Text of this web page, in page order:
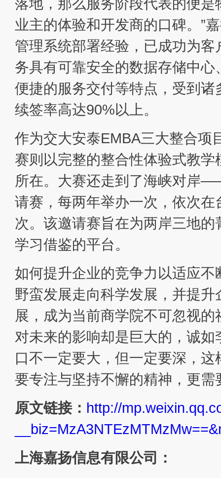
业主的体验和开发商的口碑。”
管理系统部署经验，已成功为
务具有可靠安全的数据存储中
便捷的服务交付等特点，受到
续签率高达90%以上。
作为交大安泰EMBA三大整合项
赛则以完整的整合性体验式教
所在。大赛还走到了海峡对岸
请赛，每两年举办一次，依次
次。该邀请赛旨在为两岸三地
学习借鉴的平台。
如何提升企业的竞争力以适应
野蛮发展走向科学发展，并提
展，成为当前商学院不可忽视
对未来的影响却是巨大的，诚
口不一定要大，但一定要深，
要专注与坚持不懈的精神，更需
原文链接： http://
上海嘉扬信息有限公司：